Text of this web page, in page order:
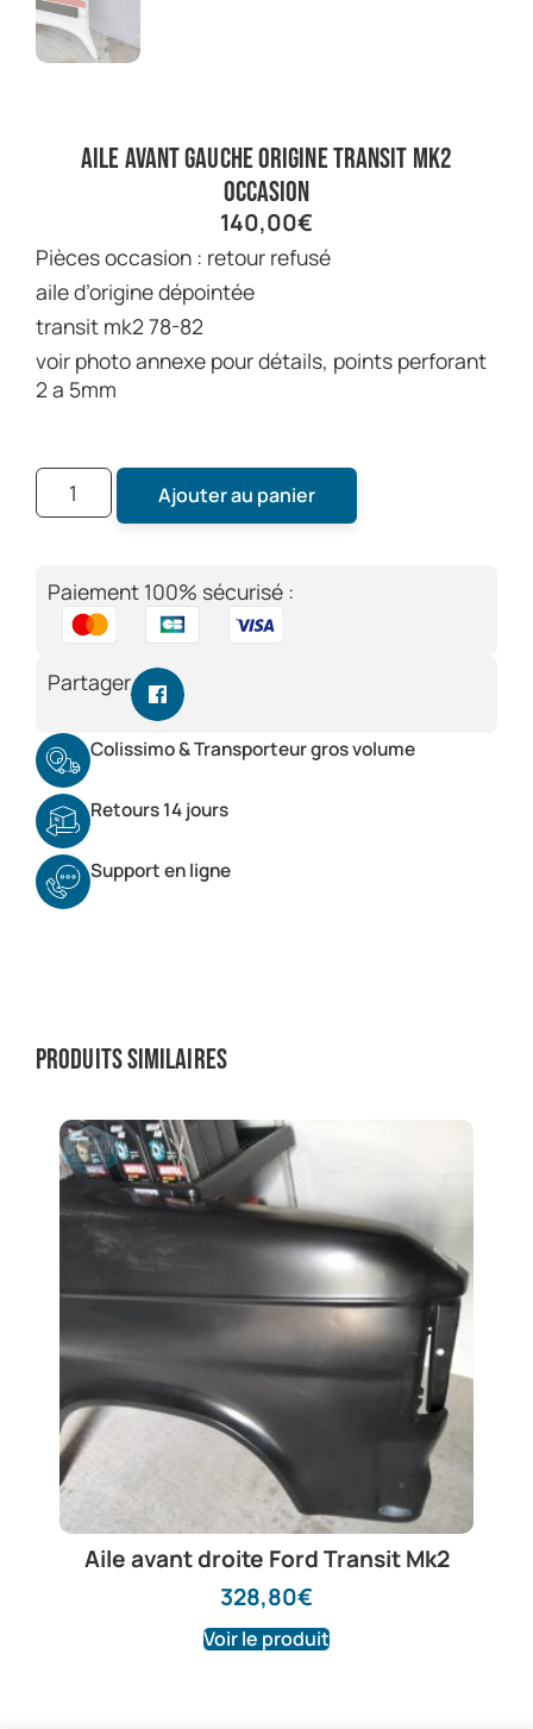
aile avant gauche origine transit mk2
occasion
140,00€
pièces occasion : retour refusé
aile d’origine dépointée
transit mk2 78-82
voir photo annexe pour détails, points perforant
2 a 5mm
Ajouter au panier
Paiement 100% sécurisé :
Partager
Colissimo & Transporteur gros volume
Retours 14 jours
Support en ligne
Produits similaires
Aile avant droite Ford Transit Mk2
328,80€
Voir le produit